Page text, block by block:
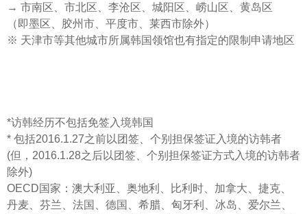
→ 市南区、市北区、李沧区、城阳区、崂山区、黄岛区
（即墨区、胶州市、平度市、莱西市除外）
※ 天津市等其他城市所属韩国领馆也有指定的限制申请地区
*访韩经历不包括免签入境韩国
* 包括2016.1.27之前以团签、个别担保签证入境的访韩者
(但，2016.1.28之后以团签、个别担保签证方式入境的访韩者
除外)
OECD国家：澳大利亚、奥地利、比利时、加拿大、捷克、
丹麦、芬兰、法国、德国、希腊、匈牙利、冰岛、爱尔兰、